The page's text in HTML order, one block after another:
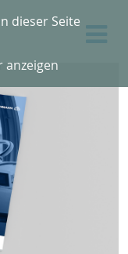
dieser Seite
anzeigen